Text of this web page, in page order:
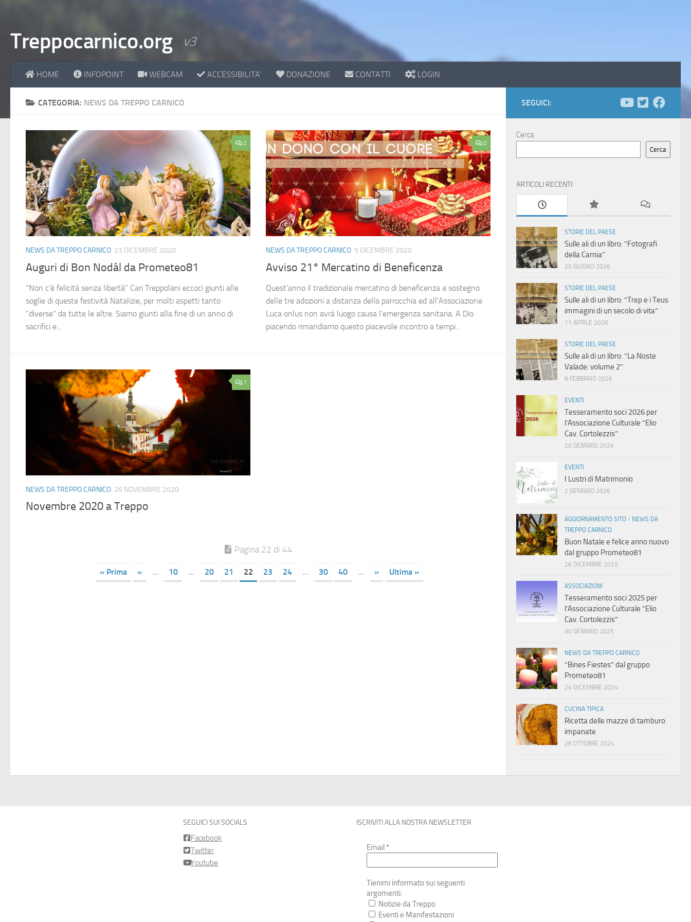
Treppocarnico.org v3
HOME INFOPOINT WEBCAM ACCESSIBILITA’ DONAZIONE CONTATTI LOGIN
CATEGORIA: NEWS DA TREPPO CARNICO
2
NEWS DA TREPPO CARNICO 23 DICEMBRE 2020
Auguri di Bon Nodâl da Prometeo81
“Non c’è felicità senza libertà” Cari Treppolani eccoci giunti alle
soglie di queste festività Natalizie, per molti aspetti tanto
“diverse” da tutte le altre. Siamo giunti alla fine di un anno di
sacrifici e...
0
NEWS DA TREPPO CARNICO 5 DICEMBRE 2020
Avviso 21° Mercatino di Beneficenza
Quest’anno il tradizionale mercatino di beneficenza a sostegno
delle tre adozioni a distanza della parrocchia ed all’Associazione
Luca onlus non avrà luogo causa l’emergenza sanitaria. A Dio
piacendo rimandiamo questo piacevole incontro a tempi...
1
NEWS DA TREPPO CARNICO 26 NOVEMBRE 2020
Novembre 2020 a Treppo
Pagina 22 di 44
« Prima « ... 10 ... 20 21 22 23 24 ... 30 40 ... » Ultima »
SEGUICI:
Cerca
Cerca
ARTICOLI RECENTI:
STORIE DEL PAESE
Sulle ali di un libro: “Fotografi
della Carnia”
20 GIUGNO 2026
STORIE DEL PAESE
Sulle ali di un libro: “Trep e i Teus
immagini di un secolo di vita”
11 APRILE 2026
STORIE DEL PAESE
Sulle ali di un libro: “La Noste
Valade: volume 2”
8 FEBBRAIO 2026
EVENTI
Tesseramento soci 2026 per
l’Associazione Culturale “Elio
Cav. Cortolezzis”
20 GENNAIO 2026
EVENTI
I Lustri di Matrimonio
2 GENNAIO 2026
AGGIORNAMENTO SITO / NEWS DA
TREPPO CARNICO
Buon Natale e felice anno nuovo
dal gruppo Prometeo81
26 DICEMBRE 2025
ASSOCIAZIONI
Tesseramento soci 2025 per
l’Associazione Culturale “Elio
Cav. Cortolezzis”
30 GENNAIO 2025
NEWS DA TREPPO CARNICO
“Bines Fiestes” dal gruppo
Prometeo81
24 DICEMBRE 2024
CUCINA TIPICA
Ricetta delle mazze di tamburo
impanate
28 OTTOBRE 2024
SEGUICI SUI SOCIALS
Facebook
Twitter
Youtube
ISCRIVITI ALLA NOSTRA NEWSLETTER
Email *
Tienimi informato sui seguenti
argomenti:
Notizie da Treppo
Eventi e Manifestazioni